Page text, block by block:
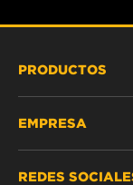
PRODUCTOS
EMPRESA
REDES